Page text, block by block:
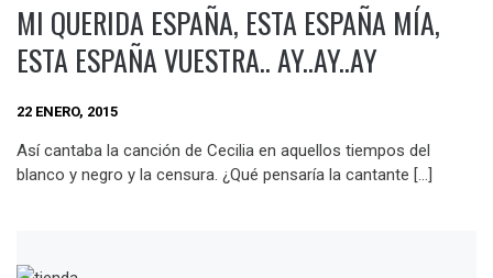
MI QUERIDA ESPAÑA, ESTA ESPAÑA MÍA,
ESTA ESPAÑA VUESTRA.. AY..AY..AY
22 ENERO, 2015
Así cantaba la canción de Cecilia en aquellos tiempos del
blanco y negro y la censura. ¿Qué pensaría la cantante […]